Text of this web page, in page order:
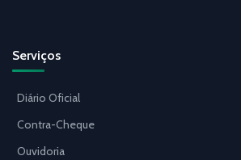
Serviços
Diário Oficial
Contra-Cheque
Ouvidoria